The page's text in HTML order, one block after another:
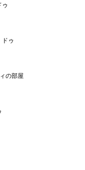
ゥ
ゥ
の部屋